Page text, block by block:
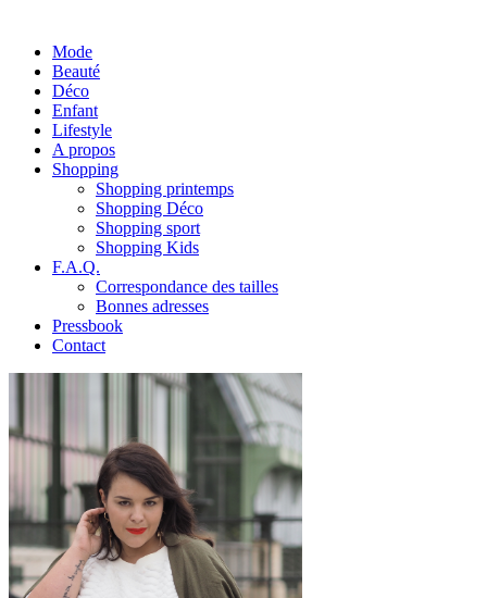
Mode
Beauté
Déco
Enfant
Lifestyle
A propos
Shopping
Shopping printemps
Shopping Déco
Shopping sport
Shopping Kids
F.A.Q.
Correspondance des tailles
Bonnes adresses
Pressbook
Contact